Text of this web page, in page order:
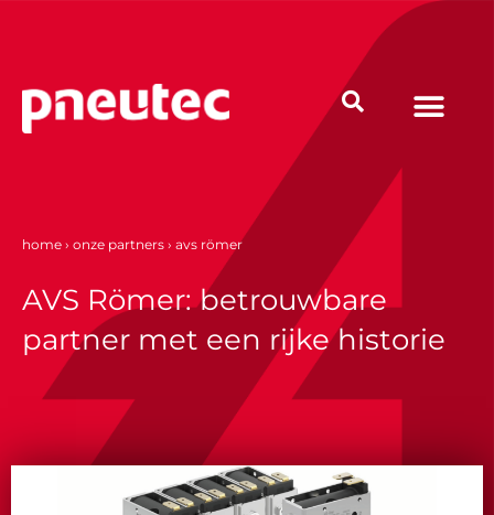
inhoud
home › onze partners › avs römer
AVS Römer: betrouwbare
partner met een rijke historie